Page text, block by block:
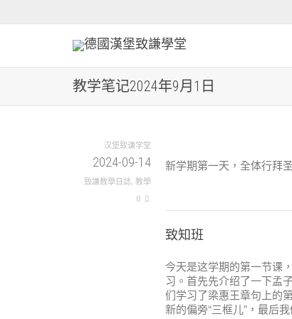
教学笔记2024年9月1日
汉堡致谦学堂
2024-09-14
致謙教學日誌, 教學
0
新学期第一天，全体行拜
致知班
今天是这学期的第一节课
习。首先先介绍了一下孟
们学习了梁惠王章句上的
新的偏旁“三框儿”，最后